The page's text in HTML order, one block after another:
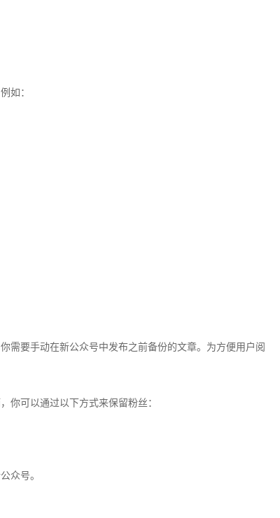
如：
需要手动在新公众号中发布之前备份的文章。为方便用户阅
你可以通过以下方式来保留粉丝：
众号。